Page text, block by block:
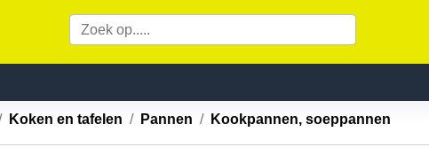
Koken en tafelen Pannen Kookpannen, soeppannen